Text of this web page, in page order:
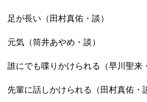
足が長い（田村真佑・談）
元気（筒井あやめ・談）
誰にでも喋りかけられる（早川聖来
先輩に話しかけられる（田村真佑・